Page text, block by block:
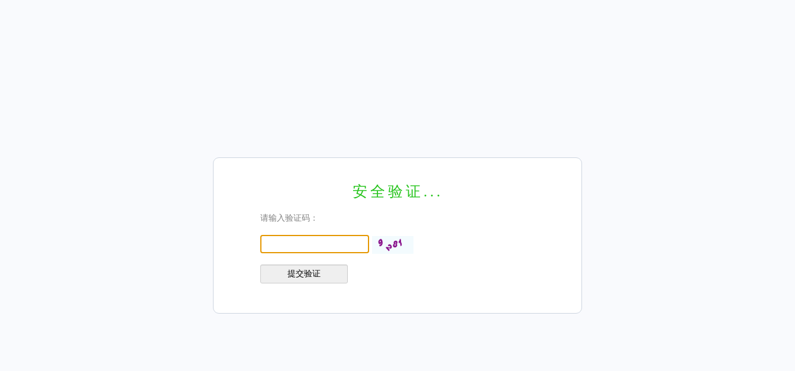
安全验证...
请输入验证码：